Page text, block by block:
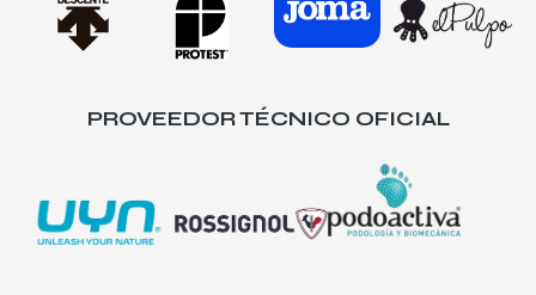
PROVEEDOR TÉCNICO OFICIAL